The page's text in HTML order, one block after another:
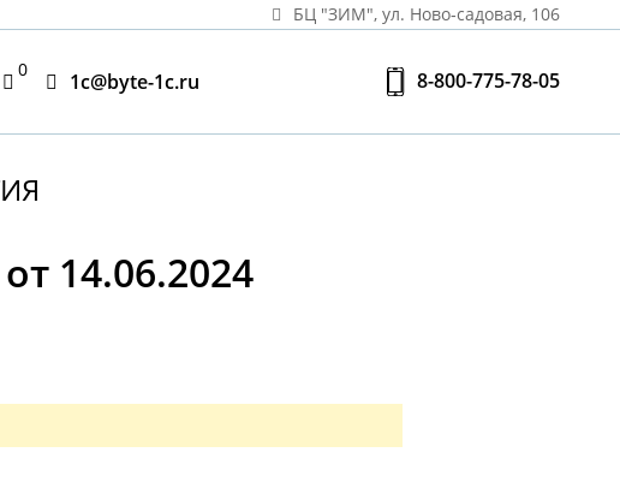
БЦ "ЗИМ", ул. Ново‑садовая, 106
0 1c@byte-1c.ru 8-800-775-78-05
14.06.2024